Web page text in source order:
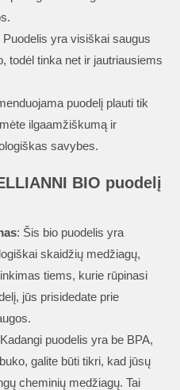
Puodelis yra visiškai saugus
todėl tinka net ir jautriausiems
puodelį plauti tik
ilgaamžiškumą ir
savybes.
BIO puodelį
: Šis bio puodelis yra
skaidžių medžiagų,
tiems, kurie rūpinasi
jūs prisidedate prie
puodelis yra be BPA,
galite būti tikri, kad jūsų
cheminių medžiagų. Tai